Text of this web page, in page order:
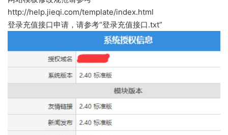
http://help.jieqi.com/template/index.html
登录充值接口申请，请参考“登录充值接口.txt”